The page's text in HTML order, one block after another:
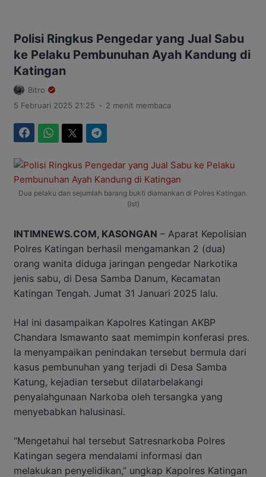
Polisi Ringkus Pengedar yang Jual Sabu
ke Pelaku Pembunuhan Ayah Kandung di
Katingan
Bitro
5 Februari 2025 21:25 . 2 menit membaca
Dua pelaku dan sejumlah barang bukti diamankan di Polres Katingan.
(Ist)
INTIMNEWS.COM, KASONGAN – Aparat Kepolisian
Polres Katingan berhasil mengamankan 2 (dua)
orang wanita diduga jaringan pengedar Narkotika
jenis sabu, di Desa Samba Danum, Kecamatan
Katingan Tengah. Jumat 31 Januari 2025 lalu.
Hal ini dasampaikan Kapolres Katingan AKBP
Chandara Ismawanto saat memimpin konferasi pres.
Ia menyampaikan penindakan tersebut bermula dari
kasus pembunuhan yang terjadi di Desa Samba
Katung, kejadian tersebut dilatarbelakangi
penyalahgunaan Narkoba oleh tersangka yang
menyebabkan halusinasi.
“Mengetahui hal tersebut Satresnarkoba Polres
Katingan segera mendalami informasi dan
melakukan penyelidikan,” ungkap Kapolres Katingan